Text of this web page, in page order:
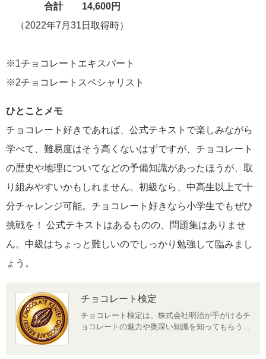
合計 14,600円
（2022年7月31日取得時）
※1チョコレートエキスパート
※2チョコレートスペシャリスト
ひとことメモ
チョコレート好きであれば、公式テキストで楽しみながら
学べて、難易度はそう高くないはずですが、チョコレート
の歴史や地理についてなどの予備知識があったほうが、取
り組みやすいかもしれません。初級なら、中高生以上で十
分チャレンジ可能。チョコレート好きなら小学生でもぜひ
挑戦を！ 公式テキストはあるものの、問題集はありませ
ん。中級はちょっと難しいのでしっかり勉強して臨みまし
ょう。
チョコレート検定
チョコレート検定は、株式会社明治が手がけるチ
ョコレートの魅力や奥深い知識を知ってもらう...